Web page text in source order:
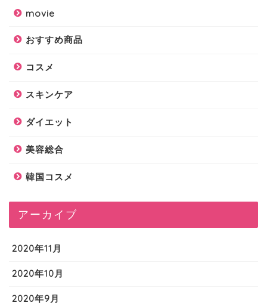
movie
おすすめ商品
コスメ
スキンケア
ダイエット
美容総合
韓国コスメ
アーカイブ
2020年11月
2020年10月
2020年9月